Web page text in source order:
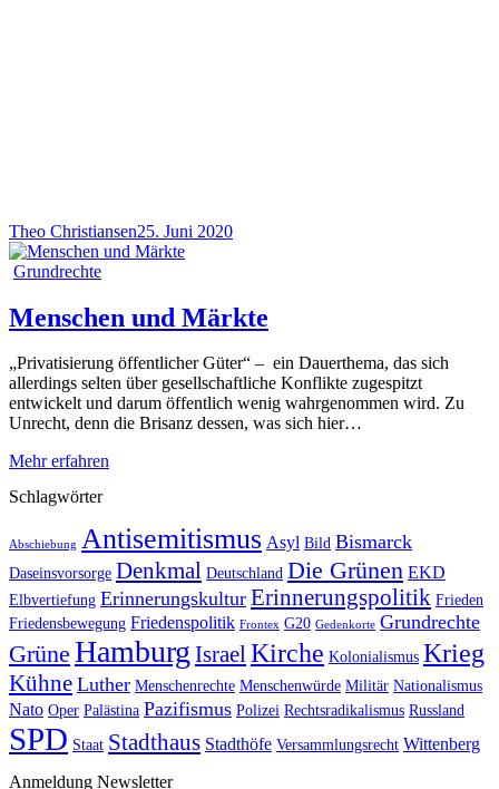
Theo Christiansen25. Juni 2020
Grundrechte
Menschen und Märkte
„Privatisierung öffentlicher Güter“ – ein Dauerthema, das sich
allerdings selten über gesellschaftliche Konflikte zugespitzt
entwickelt und darum öffentlich wenig wahrgenommen wird. Zu
Unrecht, denn die Brisanz dessen, was sich hier…
Mehr erfahren
Schlagwörter
Abschiebung Antisemitismus Asyl Bild Bismarck
Daseinsvorsorge Denkmal Deutschland Die Grünen EKD
Elbvertiefung Erinnerungskultur Erinnerungspolitik Frieden
Friedensbewegung Friedenspolitik Frontex G20 Gedenkorte Grundrechte
Grüne Hamburg IsraelKirche Kolonialismus Krieg
Kühne Luther Menschenrechte Menschenwürde Militär Nationalismus
Nato Oper Palästina Pazifismus Polizei Rechtsradikalismus Russland
SPD Staat Stadthaus Stadthöfe Versammlungsrecht Wittenberg
Anmeldung Newsletter